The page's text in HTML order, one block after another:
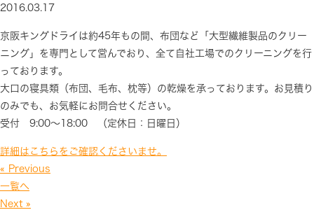
2016.03.17
京阪キングドライは約45年もの間、布団など「大型繊維製品のクリー
ニング」を専門として営んでおり、全て自社工場でのクリーニングを行
っております。
大口の寝具類（布団、毛布、枕等）の乾燥を承っております。お見積り
のみでも、お気軽にお問合せください。
受付 9:00～18:00 （定休日：日曜日）
詳細はこちらをご確認くださいませ。
« Previous
一覧へ
Next »